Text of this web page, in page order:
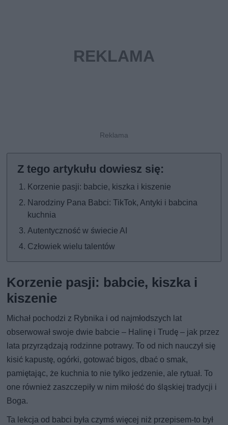
Korzenie pasji: babcie, kiszka i kiszenie
Narodziny Pana Babci: TikTok, Antyki i babcina
kuchnia
Autentyczność w świecie AI
Człowiek wielu talentów
Korzenie pasji: babcie, kiszka i
kiszenie
Michał pochodzi z Rybnika i od najmłodszych lat
obserwował swoje dwie babcie – Halinę i Trudę – jak przez
lata przyrządzają rodzinne potrawy. To od nich nauczył się
kisić kapustę, ogórki, gotować bigos, dbać o smak,
pamiętając, że kuchnia to nie tylko jedzenie, ale rytuał. To
one również zaszczepiły w nim miłość do śląskiej tradycji i
Boga.
Ta lekcja od babci była czymś więcej niż przepisem-to był